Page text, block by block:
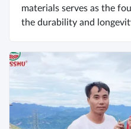
materials serves as the
the durability and